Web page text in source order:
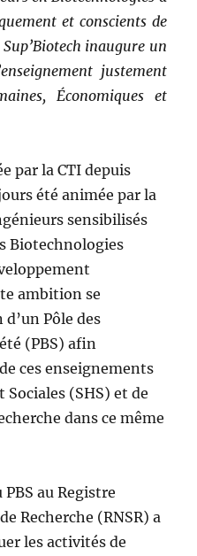
et conscients de
inaugure un
justement
Économiques et
par la CTI depuis
été animée par la
sensibilisés
Biotechnologies
ambition se
Pôle des
(PBS) afin
ces enseignements
Sociales (SHS) et de
dans ce même
au Registre
Recherche (RNSR) a
les activités de